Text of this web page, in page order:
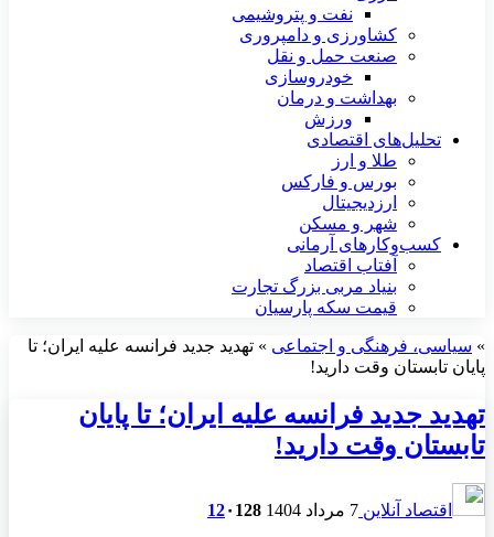
نفت و پتروشیمی
کشاورزی و دامپروری
صنعت حمل و نقل
خودروسازی
بهداشت و درمان
ورزش
تحلیل‌های اقتصادی
طلا و ارز
بورس و فارکس
ارزدیجیتال
شهر و مسکن
کسب‌وکارهای آرمانی
آفتاب اقتصاد
بنیاد مربی بزرگ تجارت
قیمت سکه پارسیان
» سیاسی، فرهنگی و اجتماعی » تهدید جدید فرانسه علیه ایران؛ تا
پایان تابستان وقت دارید!
تهدید جدید فرانسه علیه ایران؛ تا پایان
تابستان وقت دارید!
اقتصاد آنلاین 7 مرداد 1404 12۰ 128